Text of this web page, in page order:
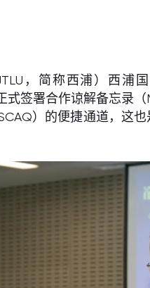
，简称西浦）西浦
签署合作谅解备忘录
）的便捷通道，这